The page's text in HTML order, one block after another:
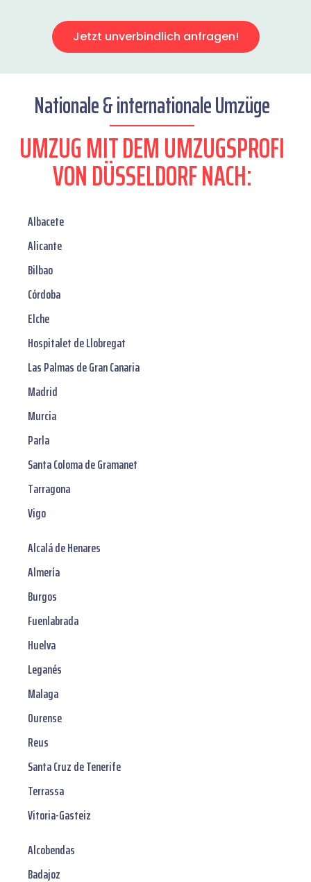
Jetzt unverbindlich anfragen!
Nationale & internationale Umzüge
UMZUG MIT DEM UMZUGSPROFI
VON DÜSSELDORF NACH:
Albacete
Alicante
Bilbao
Córdoba
Elche
Hospitalet de Llobregat
Las Palmas de Gran Canaria
Madrid
Murcia
Parla
Santa Coloma de Gramanet
Tarragona
Vigo
Alcalá de Henares
Almería
Burgos
Fuenlabrada
Huelva
Leganés
Malaga
Ourense
Reus
Santa Cruz de Tenerife
Terrassa
Vitoria-Gasteiz
Alcobendas
Badajoz